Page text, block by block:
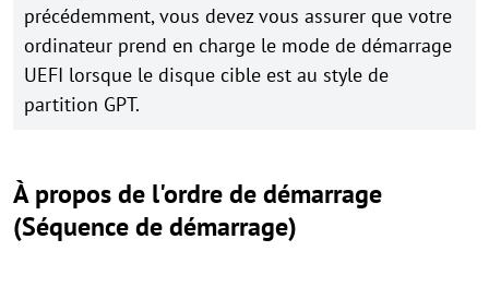
précédemment, vous devez vous assurer que votre
ordinateur prend en charge le mode de démarrage
UEFI lorsque le disque cible est au style de
partition GPT.
À propos de l'ordre de démarrage
(Séquence de démarrage)